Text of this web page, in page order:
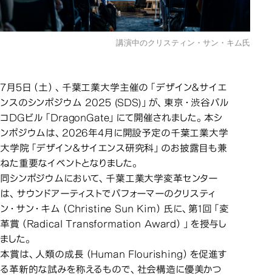
講演中のクリスティン・サン・キム氏
7月5日（土）、千葉工業大学主催の「デザイン＆サイエ
ンスのシンポジウム 2025 (SDS)」が、東京・渋谷パル
コDGビル「DragonGate」にて開催されました。本シ
ンポジウムは、2026年4月に開設予定の千葉工業大学
大学院「デザイン＆サイエンス研究科」のお披露目も兼
ねた重要なイベントとなりました。
同シンポジウムにおいて、千葉工業大学変革センター
は、サウンドアーティストでパフォーマーのクリスティ
ン・サン・キム（Christine Sun Kim）氏に、第1回「変
革賞（Radical Transformation Award）」を授与し
ました。
本賞は、人類の成長（Human Flourishing）を促進す
る革新的な試みを称えるもので、社会構造に優美かつ